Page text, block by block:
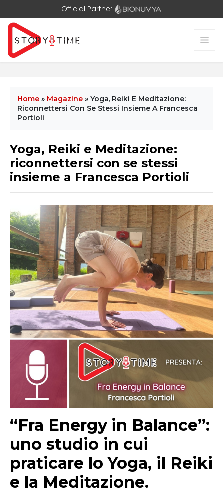
Official Partner
Home » Magazine » Yoga, Reiki E Meditazione:
Riconnettersi Con Se Stessi Insieme A Francesca
Portioli
Yoga, Reiki e Meditazione:
riconnettersi con se stessi
insieme a Francesca Portioli
“Fra Energy in Balance”:
uno studio in cui
praticare lo Yoga, il Reiki
e la Meditazione.